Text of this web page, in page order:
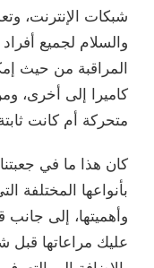
شبكات الإنترنت،
والسلام لجميع
المراقبة من حيث
كاميرا إلى أخرى،
متحركة أم كانت
كان هذا ما في
بأنواعها المختلفة
وأهميتها، إلى
عليك مراعاتها قبل